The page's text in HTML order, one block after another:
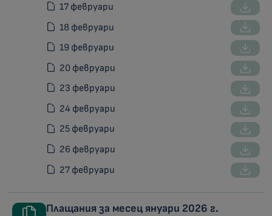
17 февруари
18 февруари
19 февруари
20 февруари
23 февруари
24 февруари
25 февруари
26 февруари
27 февруари
Плащания за месец януари 2026 г.